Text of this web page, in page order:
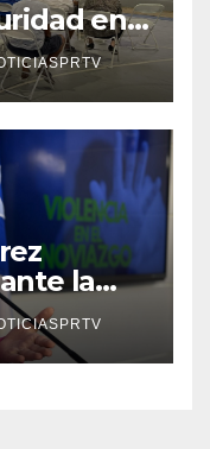
en
la